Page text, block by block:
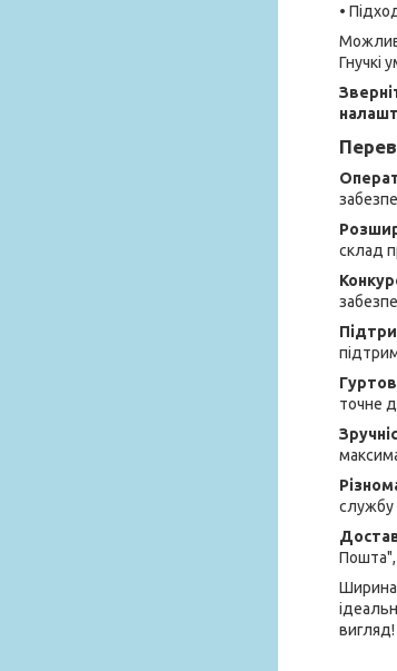
•
Гнучкі
склад
точне
службу
Пошта",
Ширина
вигляд!